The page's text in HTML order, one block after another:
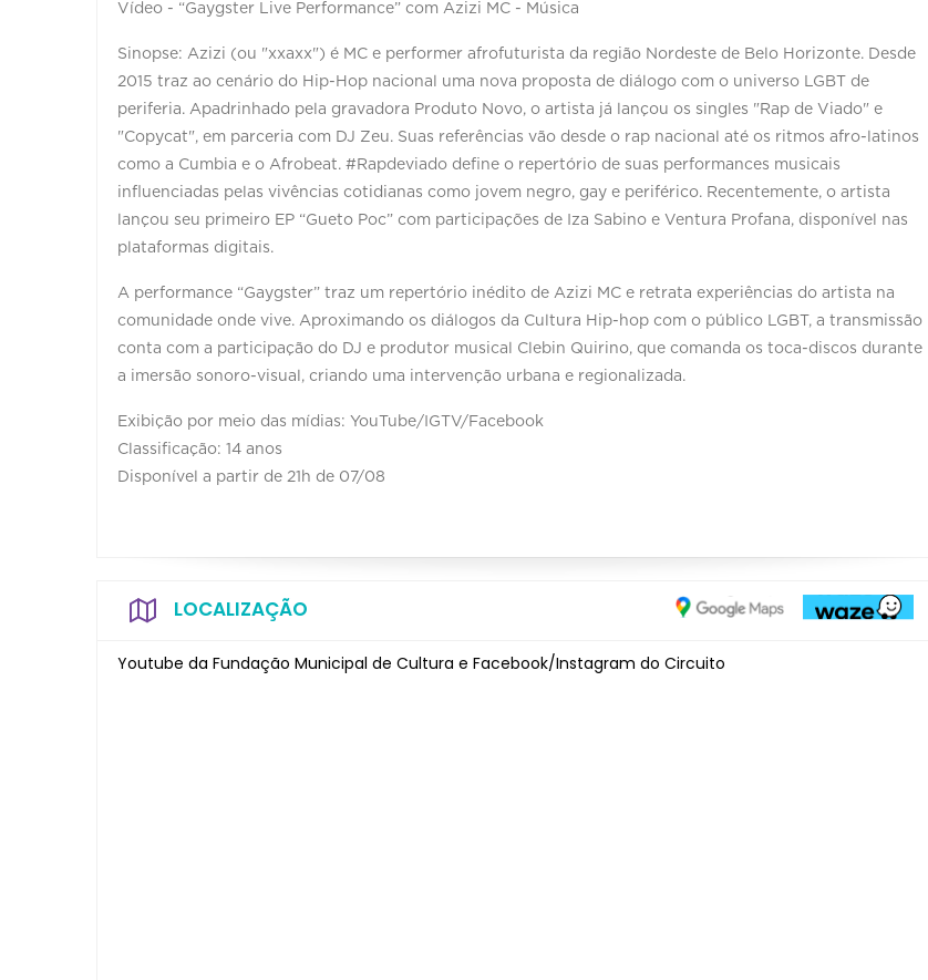
Vídeo - “Gaygster Live Performance” com Azizi MC - Música
Sinopse: Azizi (ou "xxaxx") é MC e performer afrofuturista da região Nordeste de Belo Horizonte. Desde
2015 traz ao cenário do Hip-Hop nacional uma nova proposta de diálogo com o universo LGBT de
periferia. Apadrinhado pela gravadora Produto Novo, o artista já lançou os singles "Rap de Viado" e
"Copycat", em parceria com DJ Zeu. Suas referências vão desde o rap nacional até os ritmos afro-latinos
como a Cumbia e o Afrobeat. #Rapdeviado define o repertório de suas performances musicais
influenciadas pelas vivências cotidianas como jovem negro, gay e periférico. Recentemente, o artista
lançou seu primeiro EP “Gueto Poc” com participações de Iza Sabino e Ventura Profana, disponível nas
plataformas digitais.
A performance “Gaygster” traz um repertório inédito de Azizi MC e retrata experiências do artista na
comunidade onde vive. Aproximando os diálogos da Cultura Hip-hop com o público LGBT, a transmissão
conta com a participação do DJ e produtor musical Clebin Quirino, que comanda os toca-discos durante
a imersão sonoro-visual, criando uma intervenção urbana e regionalizada.
Exibição por meio das mídias: YouTube/IGTV/Facebook
Classificação: 14 anos
Disponível a partir de 21h de 07/08
LOCALIZAÇÃO
Youtube da Fundação Municipal de Cultura e Facebook/Instagram do Circuito